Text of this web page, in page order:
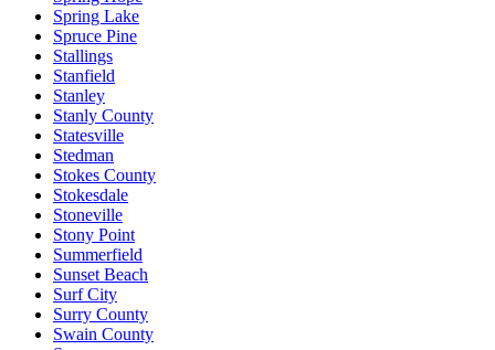
Spring Lake
Spruce Pine
Stallings
Stanfield
Stanley
Stanly County
Statesville
Stedman
Stokes County
Stokesdale
Stoneville
Stony Point
Summerfield
Sunset Beach
Surf City
Surry County
Swain County